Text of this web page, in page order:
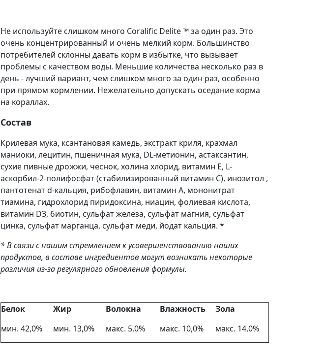
Не используйте слишком много Coralific Delite ™ за один раз. Это
очень концентрированный и очень мелкий корм. Большинство
потребителей склонны давать корм в избытке, что вызывает
проблемы с качеством воды. Меньшие количества несколько раз в
день - лучший вариант, чем слишком много за один раз, особенно
при прямом кормлении. Нежелательно допускать оседание корма
на кораллах.
Состав
Крилевая мука, ксантановая камедь, экстракт криля, крахмал
маниоки, лецитин, пшеничная мука, DL-метионин, астаксантин,
сухие пивные дрожжи, чеснок, холина хлорид, витамин Е, L-
аскорбил-2-полифосфат (стабилизированный витамин С), инозитол ,
пантотенат d-кальция, рибофлавин, витамин А, мононитрат
тиамина, гидрохлорид пиридоксина, ниацин, фолиевая кислота,
витамин D3, биотин, сульфат железа, сульфат магния, сульфат
цинка, сульфат марганца, сульфат меди, йодат кальция. *
* В связи с нашим стремлением к усовершенствованию наших
продуктов, в составе ингредиентов могут возникать некоторые
различия из-за регулярного обновления формулы.
Белок Жир Волокна Влажность
Зола
мин. 42,0%
мин. 13,0% макс. 5,0% макс. 10,0% макс. 14,0%